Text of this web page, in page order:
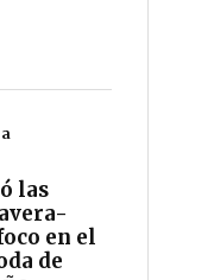
las
en el
de